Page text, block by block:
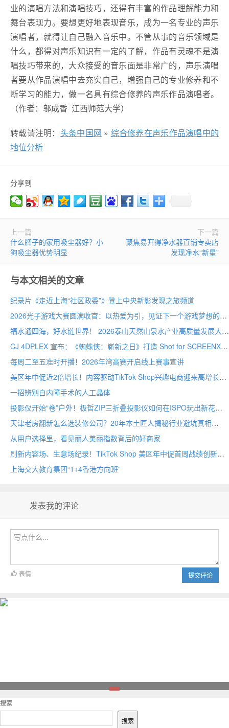
业的演唱方法和演唱技巧，还得有丰富的作品理解能力和
舞台表现力。要想更好地表现音乐，成为一名专业的声乐
演唱者，就得让自己融入音乐中。不管从事的音乐领域是
什么，都得对声乐知识有一定的了解，作品有灵魂不是演
唱技巧带来的，大众接受的音乐面是非常广的，声乐演唱
者要从作品演唱中去充实自己，增强自己的专业修养和不
断学习的能力，做一名具有综合修养的声乐作品演唱者。
（作者：邬成香 江西师范大学）
转载请注明： 头条中国网 » 综合修养在声乐作品演唱中的
地位分析
分享到
上一篇
什么牌子的家用吸尘器好？小
狗吸尘器优势明显
下一篇
聚焦易开得净水器直销专卖店
发现净水“新星”
与本文相关的文章
纪录片《走近上海“社区政委”》登上中央新影发现之旅频道
2026光子游戏大赛圆满收官：以热爱为引，见证下一个游戏梦想的诞生
福水通四海，好水链世界！ 2026泰山天然山泉水产业高质量发展大会圆满举行
CJ 4DPLEX 宣布：《蜘蛛侠：崭新之日》打造 Shot for SCREENX 专属版本
每周二至五准时开播！2026年湾高赛开启线上赛事宣讲
美区年中促近2倍增长！内容驱动TikTok Shop兴趣电商迎来高增长
一招辨别白内障手术的人工晶体
投影仪开始“卷”户外！极哲ZIP三折叠投影仪如何在ISPO玩出新花样？
天津老房翻新怎么选装修公司？20年本土匠人揭秘行业避坑真相
从用户选择里，看见丽人美丽指数背后的好商家
刷新内容场、生意场纪录！TikTok Shop 美区年中促首周战绩创新高
上海交大教育集团“1+4香港方向班”
发表我的评论
提交评论
表情
搜索
搜索